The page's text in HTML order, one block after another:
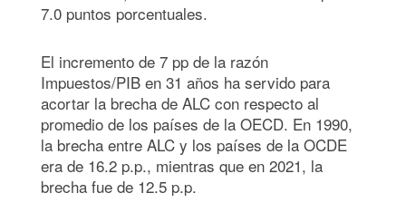
7.0 puntos porcentuales.
El incremento de 7 pp de la razón
Impuestos/PIB en 31 años ha servido para
acortar la brecha de ALC con respecto al
promedio de los países de la OECD. En 1990,
la brecha entre ALC y los países de la OCDE
era de 16.2 p.p., mientras que en 2021, la
brecha fue de 12.5 p.p.